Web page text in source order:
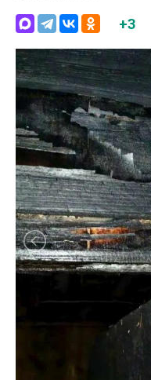
+3